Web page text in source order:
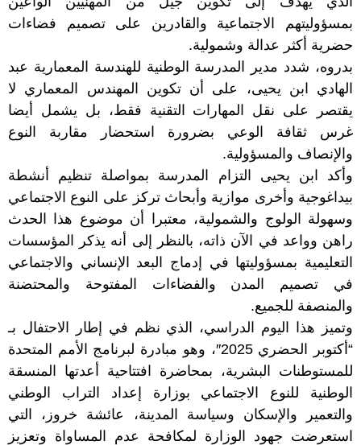
بمسؤوليتهم الاجتماعية والقادرين على تصميم فضاءات
حضرية أكثر عدالة وشمولية.
بدروه، شدد مدير المدرسة الوطنية للهندسة المعمارية عبد
الهادي ابن يحيى، على أن تكوين المهندس المعماري لا
يقتصر على نقل المهارات التقنية فقط، بل يشمل أيضا
غرس ثقافة الوعي بضرورة استحضار مقاربة النوع
والإنصاف والمسؤولية.
وأكد ابن يحيى التزام المدرسة بمواصلة تنظيم أنشطة
بيداغوجية وأخرى موازية وأبحاث تركز على النوع الاجتماعي
وسهولة الولوج والشمولية، معتبرا أن موضوع هذا الحدث
راهن وواعد في الآن ذاته، بالنظر إلى أنه يذكر المؤسسات
التعليمية بمسؤوليتها في إدماج البعد الإنساني والاجتماعي
في تصميم المدن والفضاءات المفتوحة والمحتضنة
والمنصفة للجميع.
وتميز هذا اليوم الدراسي، الذي نظم في إطار الاحتفال بـ
“أكتوبر الحضري 2025″، وهو مبادرة لبرنامج الأمم المتحدة
للمستوطنات البشرية، بمحاضرة افتتاحية أعدتها المنسقة
الوطنية للنوع الاجتماعي بوزارة إعداد التراب الوطني
والتعمير والإسكان وسياسة المدينة، عائشة خروز، التي
استعرضت جهود الوزارة لمكافحة عدم المساواة وتعزيز